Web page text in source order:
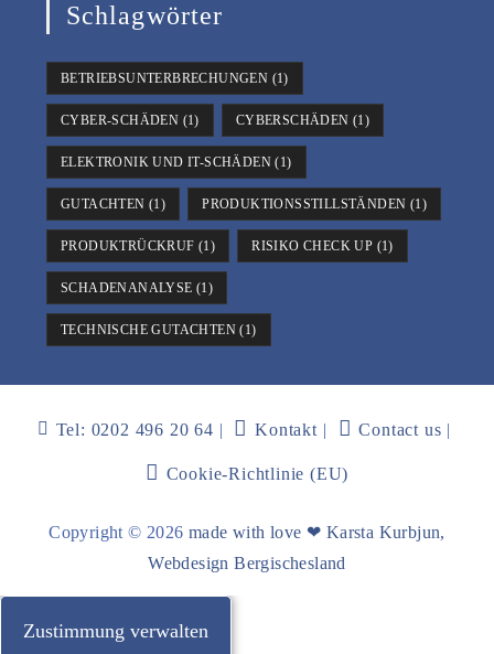
Schlagwörter
BETRIEBSUNTERBRECHUNGEN (1)
CYBER-SCHÄDEN (1) CYBERSCHÄDEN (1)
ELEKTRONIK UND IT-SCHÄDEN(1)
GUTACHTEN (1) PRODUKTIONSSTILLSTÄNDEN (1)
PRODUKTRÜCKRUF (1) RISIKO CHECK UP (1)
SCHADENANALYSE (1)
TECHNISCHE GUTACHTEN(1)
Tel: 0202 496 20 64 Kontakt Contact us
Cookie-Richtlinie (EU)
Copyright © 2026 made with love ❤ Karsta Kurbjun,
Webdesign Bergischesland
Zustimmung verwalten